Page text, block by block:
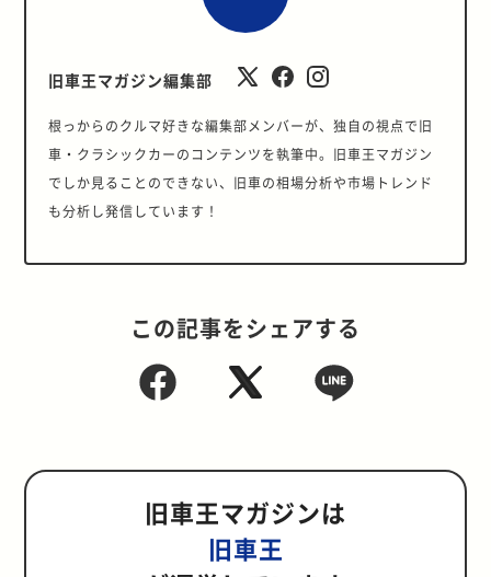
旧車王マガジン編集部
根っからのクルマ好きな編集部メンバーが、独自の視点で旧
車・クラシックカーのコンテンツを執筆中。旧車王マガジン
でしか見ることのできない、旧車の相場分析や市場トレンド
も分析し発信しています！
この記事をシェアする
旧車王マガジンは
旧車王